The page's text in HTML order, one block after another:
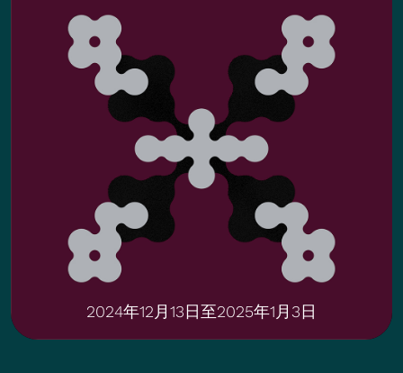
2024年12月13日至2025年1月3日